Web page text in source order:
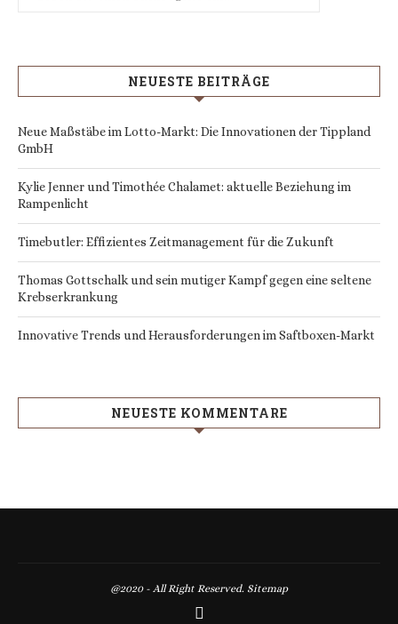
NEUESTE BEITRÄGE
Neue Maßstäbe im Lotto-Markt: Die Innovationen der Tippland
GmbH
Kylie Jenner und Timothée Chalamet: aktuelle Beziehung im
Rampenlicht
Timebutler: Effizientes Zeitmanagement für die Zukunft
Thomas Gottschalk und sein mutiger Kampf gegen eine seltene
Krebserkrankung
Innovative Trends und Herausforderungen im Saftboxen-Markt
NEUESTE KOMMENTARE
@2020 - All Right Reserved. Sitemap